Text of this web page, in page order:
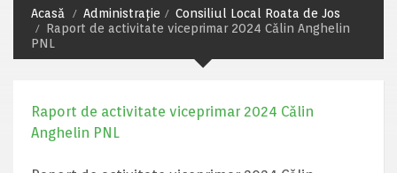
Acasă Administrație
Consiliul Local Roata de Jos
Raport de activitate viceprimar 2024 Călin Anghelin
PNL
Raport de activitate viceprimar 2024 Călin
Anghelin PNL